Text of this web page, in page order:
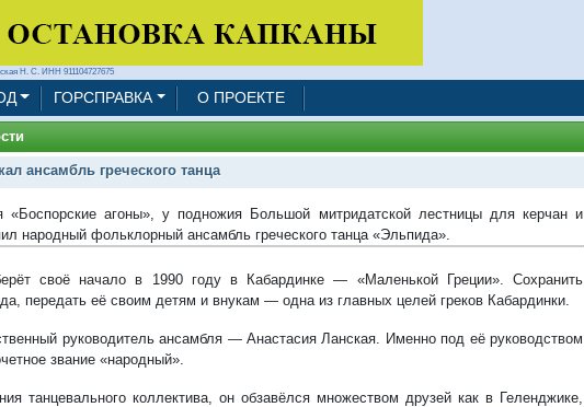
Н. С. ИНН 911104727675
ГОРСПРАВКА О ПРОЕКТЕ
ансамбль греческого танца
«Боспорские агоны», у подножия Большой митридатской лестницы для керчан и
народный фольклорный ансамбль греческого танца «Эльпида».
своё начало в 1990 году в Кабардинке — «Маленькой Греции». Сохранить
передать её своим детям и внукам — одна из главных целей греков Кабардинки.
руководитель ансамбля — Анастасия Ланская. Именно под её руководством
звание «народный».
танцевального коллектива, он обзавёлся множеством друзей как в Геленджике,